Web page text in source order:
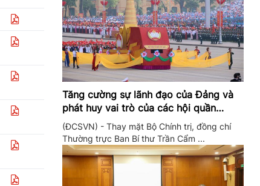
Tăng cường sự lãnh đạo của Đảng và
phát huy vai trò của các hội quần
chúng trong giai đoạn phát triển mới
(ĐCSVN) - Thay mặt Bộ Chính trị, đồng chí
Thường trực Ban Bí thư Trần Cẩm ...